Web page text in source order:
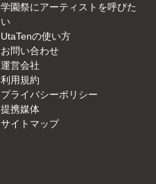
学園祭にアーティストを呼びた
い
UtaTenの使い方
お問い合わせ
運営会社
利用規約
プライバシーポリシー
提携媒体
サイトマップ